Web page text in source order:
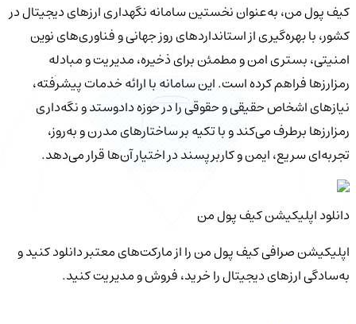
کیف‌ پول من، به‌عنوان نخستین سامانه نگهداری ارزهای دیجیتال در
کشور، با بهره‌گیری از استانداردهای روز جهانی و فناوری‌های نوین
امنیتی، بستری امن و مطمئن برای ذخیره، مدیریت و مبادله
رمزارزها فراهم کرده است. این سامانه با ارائه خدمات پیشرفته،
نیازهای اشخاص حقیقی و حقوقی را در حوزه دادوستد و نگه‌داری
رمزارزها برطرف می‌کند و با تکیه بر ساختارهای مدرن و به‌روز،
تجربه‌ای سریع، ایمن و کاربرپسند در اختیار آن‌ها قرار می‌دهد.
دانلود اپلیکیشن کیف‌ پول من
اپلیکیشن صرافی کیف پول من را از مارکت‌های معتبر دانلود کنید و
به‌سادگی ارزهای دیجیتال را خرید، فروش و مدیریت کنید.